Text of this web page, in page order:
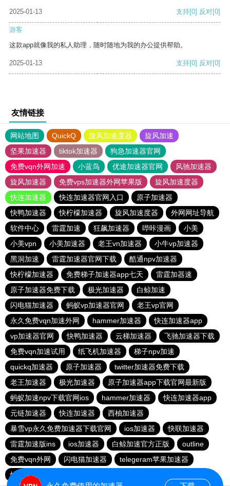
2025-01-13 支持[0] 反对[0]
游客
这款app就像我的私人助理，随时随地为我的办公提供帮助。
2025-01-13 支持[0] 反对[0]
友情链接
网站地图 QuickQ 旋风加速度器
旋风加速
坚果加速器
tiktok加速器
狗急加速器官网
免费vqn外网加速
小蓝鸟 优途加速器官网
风驰加速器
旋风加速器
免费vps加速器外网苹果版
旋风加速度器
快连加速器
快连加速器官网入口
原子加速器
快鸭加速器
快柠檬加速器 旋风加速度器
外网网址导航
软件中心
雷霆加速 狂飙加速器 哔咔漫画
小美
小美vpn
小美加速器 老王vn加速器
小牛vp加速器
黑洞加速
雷霆加速器官网下载
酷通npv加速器
快柠檬加速器
免费梯子加速器app七天
雷霆加器速
原子加速器免费下载
极光加速器
白鲸加速
闪电猫加速器
蚂蚁vp加速器官网
老王vp官网
永久免费vqn加速外网
hammer加速器
快连加速器app
vp加速器官网
快鸭加速器 云梯加速器
飞驰加速器下载
免费vqn加速试用
纸飞机加速器
梯子npv加速
quickq加速器
原子加速器
twitter加速器免费下载
老王加速器
极光加速器
原子加速器app下载官网最新版
蚂蚁加速npv下载官网ios
hammer加速器
快连加速器app
元链加速器
快连加速器
西柚加速器
暴雪vp永久免费加速器下载官网
ios加速器
快联加速器
雷霆加速版ins
ios加速器 白鲸加速官方正版
outline
免费vqn外网
闪电猫加速器
telegeram苹果加速器
快连lets加速器